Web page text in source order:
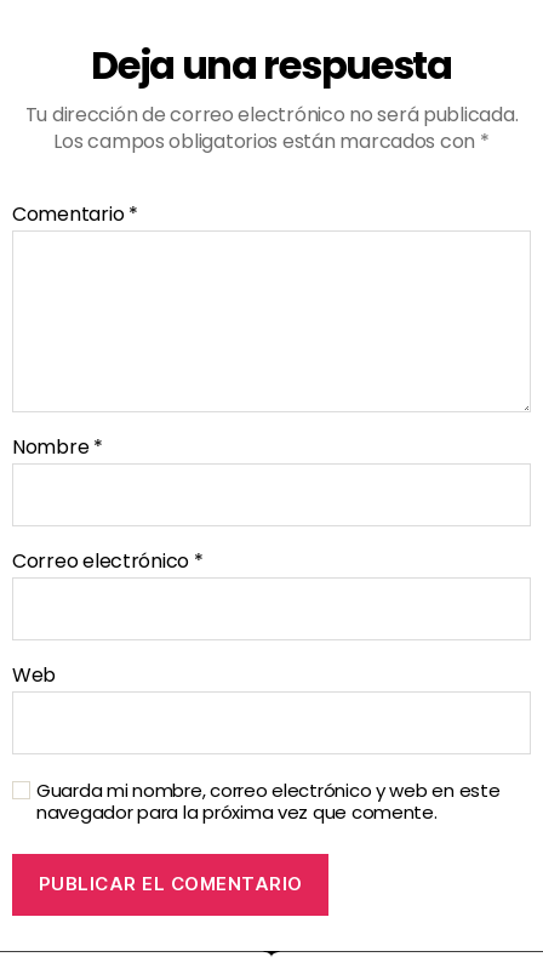
Deja una respuesta
Tu dirección de correo electrónico no será publicada.
Los campos obligatorios están marcados con *
Comentario*
Nombre*
Correo electrónico *
Web
Guarda mi nombre, correo electrónico y web en este
navegador para la próxima vez que comente.